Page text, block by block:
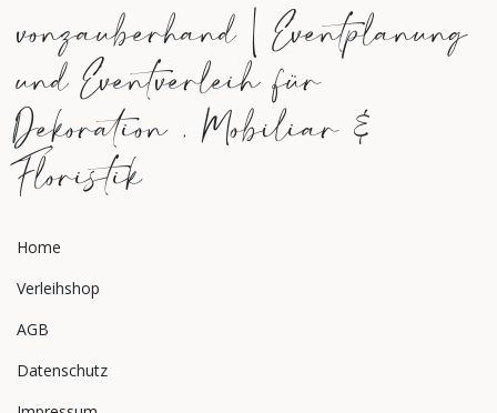
vonzauberhand | Eventplanung
und Eventverleih für
Dekoration , Mobiliar &
Floristik
Home
Verleihshop
AGB
Datenschutz